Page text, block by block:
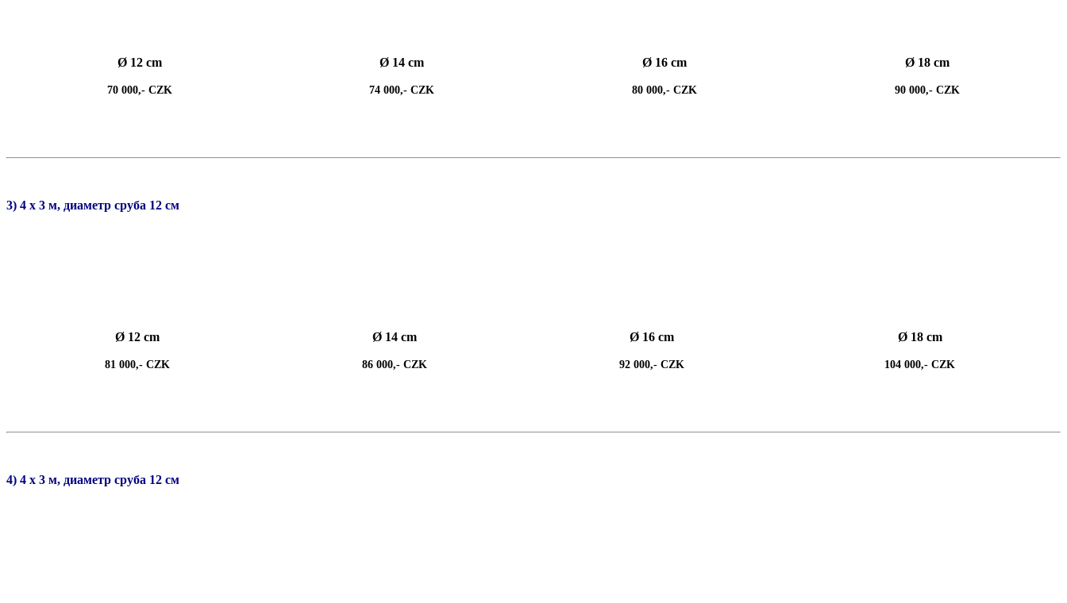
Ø 12 cm
70 000,- CZK
Ø 14 cm
74 000,- CZK
Ø 16 cm
80 000,- CZK
Ø 18 cm
90 000,- CZK
3) 4 х 3 м, диаметр сруба 12 см
Ø 12 cm
81 000,- CZK
Ø 14 cm
86 000,- CZK
Ø 16 cm
92 000,- CZK
Ø 18 cm
104 000,- CZK
4) 4 х 3 м, диаметр сруба 12 см